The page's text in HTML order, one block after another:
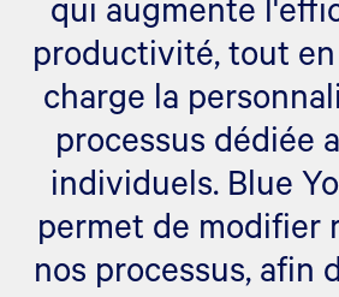
productivité, tout
charge la
processus dédiée
individuels. Blue
permet de modifier
nos processus, afin